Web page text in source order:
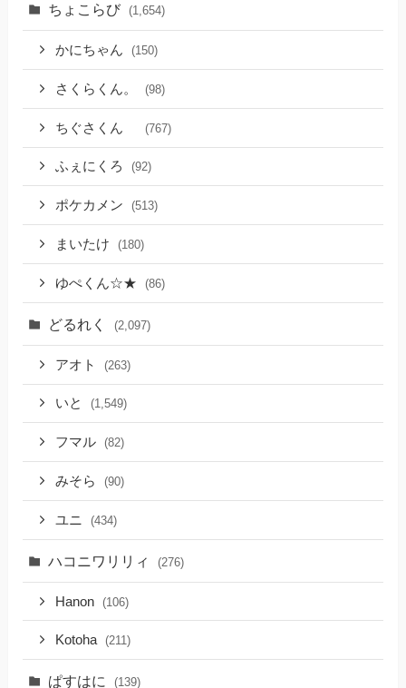
ちょこらび (1,654)
かにちゃん (150)
さくらくん。 (98)
ちぐさくん (767)
ふぇにくろ (92)
ポケカメン (513)
まいたけ (180)
ゆぺくん☆★ (86)
どるれく (2,097)
アオト (263)
いと (1,549)
フマル (82)
みそら (90)
ユニ (434)
ハコニワリリィ (276)
Hanon (106)
Kotoha (211)
ぱすはに (139)